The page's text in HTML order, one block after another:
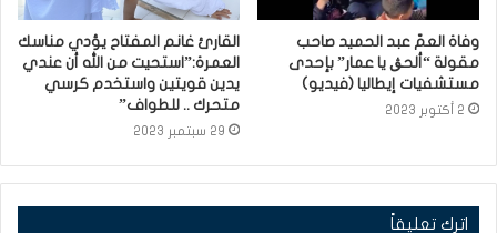
وفاة العمّ عبد الحميد صاحب
مقولة “ألحڨ يا عمار” بإحدى
مستشفيات إيطاليا (فيديو)
2 أكتوبر 2023
القارئ غانم المفتاح يؤدي مناسك
العمرة:”استحيت من الله أن عندي
يدين قويتين واستخدم كرسي
متحرك .. للطواف”
29 سبتمبر 2023
اترك تعليقاً